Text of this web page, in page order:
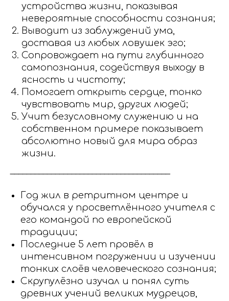
устройства жизни, показывая
невероятные способности сознания;
Выводит из заблуждений ума,
доставая из любых ловушек эго;
Сопровождает на пути глубинного
самопознания, содействуя выходу в
ясность и чистоту;
Помогает открыть сердце, тонко
чувствовать мир, других людей;
Учит безусловному служению и на
собственном примере показывает
абсолютно новый для мира образ
жизни.
Год жил в ретритном центре и
обучался у просветлённого учителя с
его командой по европейской
традиции;
Последние 5 лет провёл в
интенсивном погружении и изучении
тонких слоёв человеческого сознания;
Скрупулёзно изучал и понял суть
древних учений великих мудрецов,